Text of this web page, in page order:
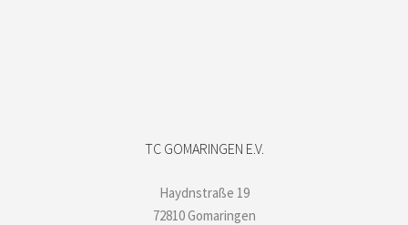
TC GOMARINGEN E.V.
Haydnstraße 19
72810 Gomaringen